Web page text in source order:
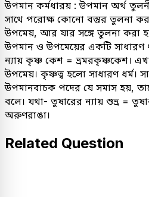
উপমান কর্মধারয় : উপমান অর্থ
সাথে পরোক্ষ কোনো বস্তুর তুলনা
উপমেয়, আর যার সঙ্গে তুলনা করা
উপমান ও উপমেয়ের একটি সাধারণ
ন্যায় কৃষ্ণ কেশ = ভ্রমরকৃষ্ণকেশ।
উপমেয়। কৃষ্ণত্ব হলো সাধারণ ধর্ম।
উপমানবাচক পদের যে সমাস হয়,
বলে। যথা- তুষারের ন্যায় শুভ্র =
অরুণরাঙা।
Related Question